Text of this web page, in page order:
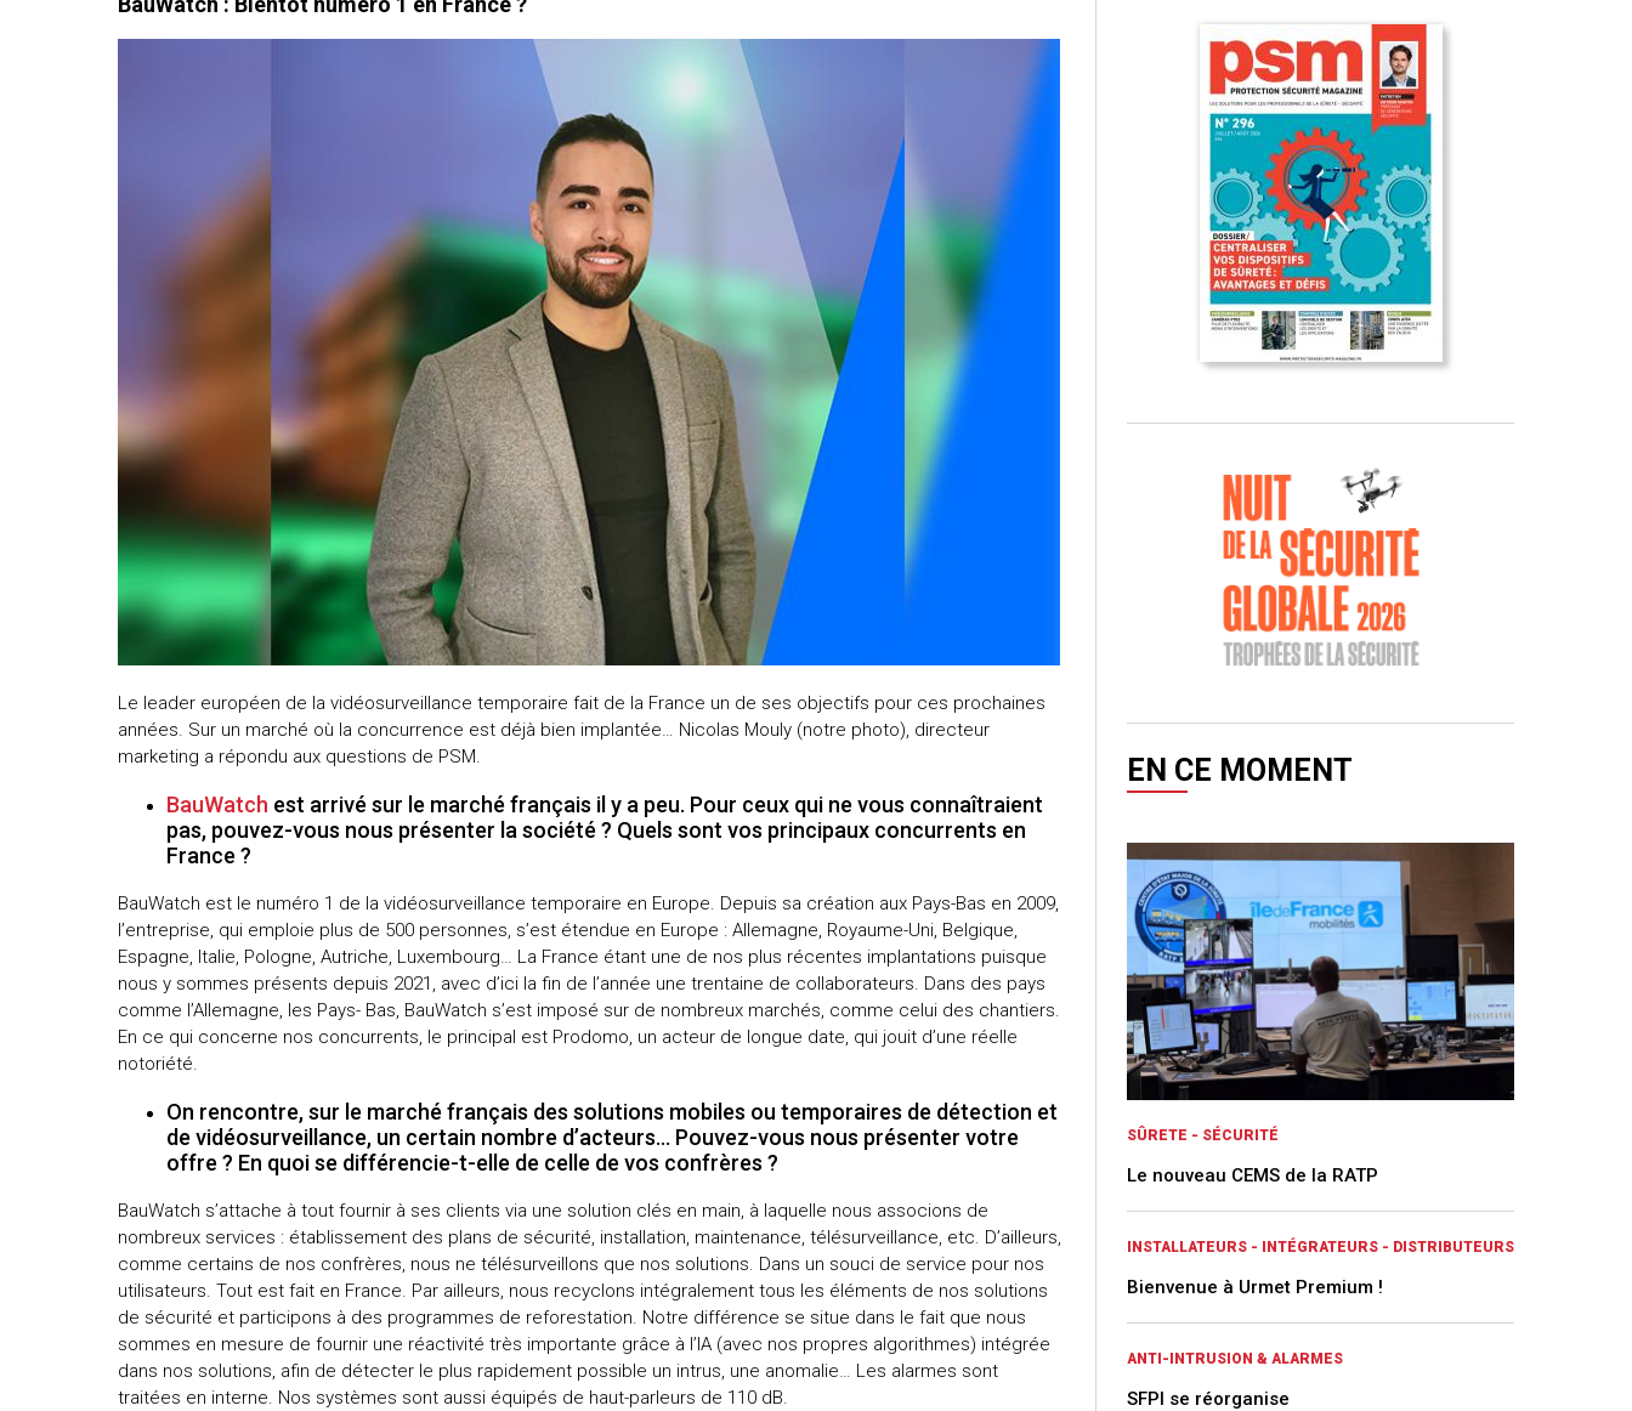
Le leader européen de la vidéosurveillance temporaire fait de la France un de ses objectifs pour ces prochaines
années. Sur un marché où la concurrence est déjà bien implantée… Nicolas Mouly (notre photo), directeur
marketing a répondu aux questions de PSM.
BauWatch est arrivé sur le marché français il y a peu. Pour ceux qui ne vous connaîtraient
pas, pouvez-vous nous présenter la société ? Quels sont vos principaux concurrents en
France ?
BauWatch est le numéro 1 de la vidéosurveillance temporaire en Europe. Depuis sa création aux Pays-Bas en 2009,
l’entreprise, qui emploie plus de 500 personnes, s’est étendue en Europe : Allemagne, Royaume-Uni, Belgique,
Espagne, Italie, Pologne, Autriche, Luxembourg… La France étant une de nos plus récentes implantations puisque
nous y sommes présents depuis 2021, avec d’ici la fin de l’année une trentaine de collaborateurs. Dans des pays
comme l’Allemagne, les Pays- Bas, BauWatch s’est imposé sur de nombreux marchés, comme celui des chantiers.
En ce qui concerne nos concurrents, le principal est Prodomo, un acteur de longue date, qui jouit d’une réelle
notoriété.
On rencontre, sur le marché français des solutions mobiles ou temporaires de détection et
de vidéosurveillance, un certain nombre d’acteurs… Pouvez-vous nous présenter votre
offre ? En quoi se différencie-t-elle de celle de vos confrères ?
BauWatch s’attache à tout fournir à ses clients via une solution clés en main, à laquelle nous associons de
nombreux services : établissement des plans de sécurité, installation, maintenance, télésurveillance, etc. D’ailleurs,
comme certains de nos confrères, nous ne télésurveillons que nos solutions. Dans un souci de service pour nos
utilisateurs. Tout est fait en France. Par ailleurs, nous recyclons intégralement tous les éléments de nos solutions
de sécurité et participons à des programmes de reforestation. Notre différence se situe dans le fait que nous
sommes en mesure de fournir une réactivité très importante grâce à l’IA (avec nos propres algorithmes) intégrée
dans nos solutions, afin de détecter le plus rapidement possible un intrus, une anomalie… Les alarmes sont
traitées en interne. Nos systèmes sont aussi équipés de haut-parleurs de 110 dB.
EN CE MOMENT
SÛRETE - SÉCURITÉ
Le nouveau CEMS de la RATP
INSTALLATEURS - INTÉGRATEURS - DISTRIBUTEURS
Bienvenue à Urmet Premium !
ANTI-INTRUSION & ALARMES
SFPI se réorganise